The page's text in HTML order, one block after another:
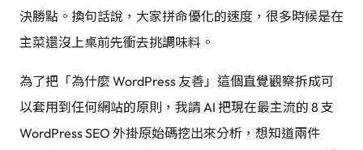
決勝點。換句話說，大家拼命優化的速度，很多時候是在
主菜還沒上桌前先衝去挑調味料。
為了把「為什麼 WordPress 友善」這個直覺觀察拆成可
以套用到任何網站的原則，我請 AI 把現在最主流的 8 支
WordPress SEO 外掛原始碼挖出來分析，想知道兩件